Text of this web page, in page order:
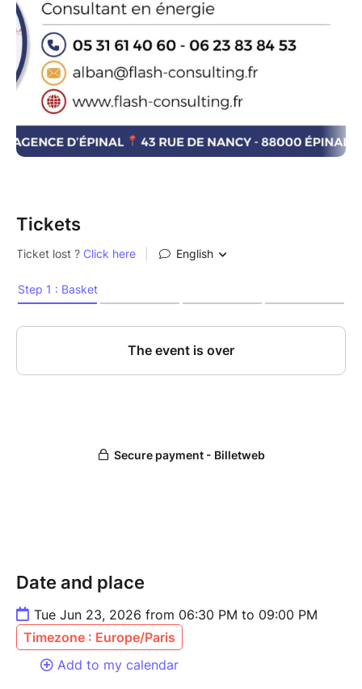
• Audit et stratégie énergétique sur mesure
✅ Notre objectif : vous aider à mieux comprendre
vos contrats, sécuriser vos dépenses et réaliser des
économies durables, sans changer vos habitudes au
quotidien.
Tickets
Date and place
Tue Jun 23, 2026 from 06:30 PM to 09:00 PM
Timezone : Europe/Paris
Add to my calendar